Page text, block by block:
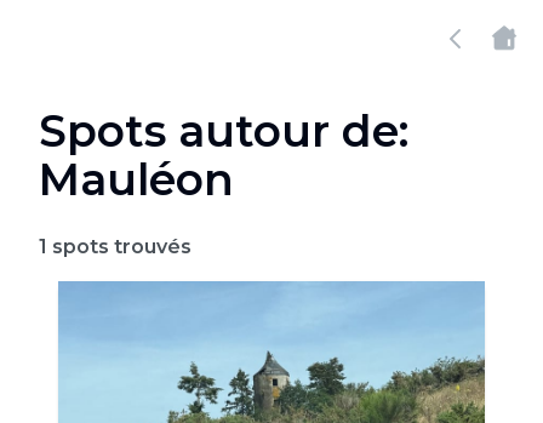
Spots autour de:
Mauléon
1 spots trouvés